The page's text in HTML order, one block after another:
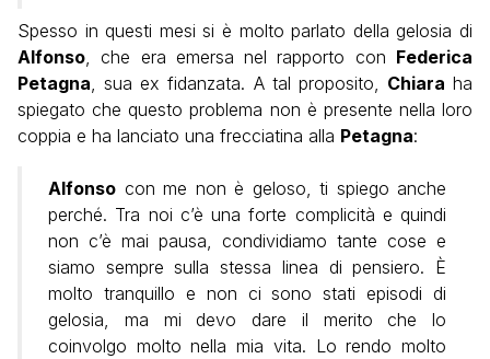
Spesso in questi mesi si è molto parlato della gelosia di
Alfonso , che era emersa nel rapporto con Federica
Petagna , sua ex fidanzata. A tal proposito, Chiara ha
spiegato che questo problema non è presente nella loro
coppia e ha lanciato una frecciatina alla Petagna:
Alfonso con me non è geloso, ti spiego anche
perché. Tra noi c’è una forte complicità e quindi
non c’è mai pausa, condividiamo tante cose e
siamo sempre sulla stessa linea di pensiero. È
molto tranquillo e non ci sono stati episodi di
gelosia, ma mi devo dare il merito che lo
coinvolgo molto nella mia vita. Lo rendo molto